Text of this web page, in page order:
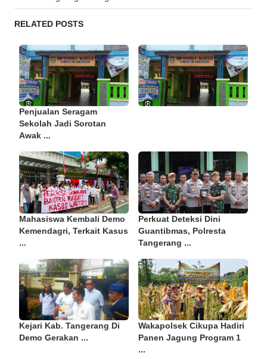
RELATED POSTS
Penjualan Seragam
Sekolah Jadi Sorotan
Awak ...
Mahasiswa Kembali Demo
Kemendagri, Terkait Kasus
...
Perkuat Deteksi Dini
Guantibmas, Polresta
Tangerang ...
Kejari Kab. Tangerang Di
Demo Gerakan ...
Wakapolsek Cikupa Hadiri
Panen Jagung Program 1
...